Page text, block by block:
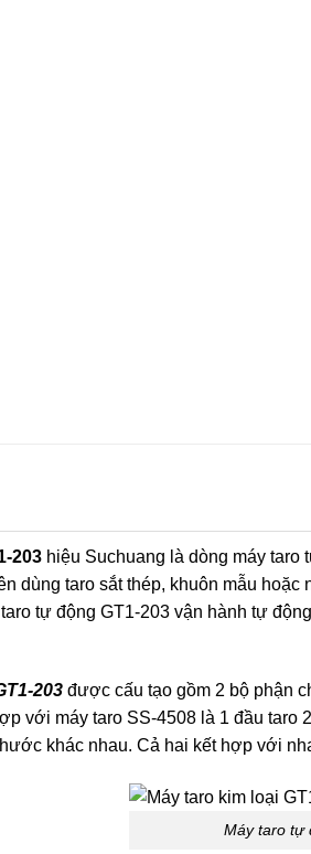
203hiệu Suchuang là dòng máy taro
dùng taro sắt thép, khuôn mẫu
tự động GT1-203 vận hành tự
203được cấu tạo gồm 2 bộ phận
với máy taro SS-4508 là 1 đầu
khác nhau. Cả hai kết hợp với
Máy taro tự